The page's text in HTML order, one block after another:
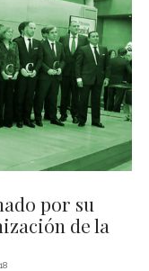
por su
de la